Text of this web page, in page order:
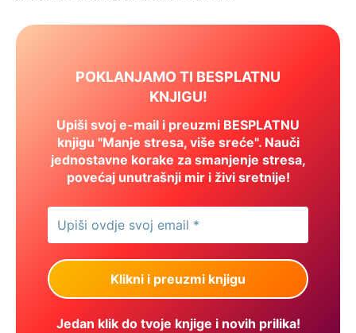
POKLANJAMO TI BESPLATNU
KNJIGU!
Upiši svoj e-mail i preuzmi BESPLATNU
knjigu "Manje stresa, više sreće". Nauči
jednostavne korake za smanjenje stresa,
povećaj unutrašnji mir i živi sretnije!
Jedan klik do tvoje knjige i novih prilika!